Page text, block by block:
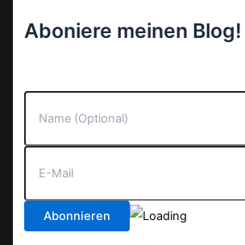
Aboniere meinen Blog!